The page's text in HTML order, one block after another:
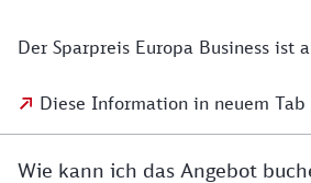
Der Sparpreis Europa Business ist
Diese Information in neuem Tab
Wie kann ich das Angebot